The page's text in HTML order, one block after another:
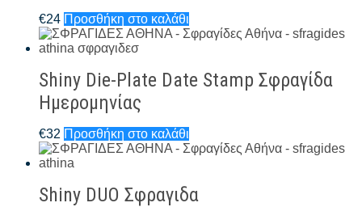
€24 Προσθήκη στο καλάθι
Shiny Die-Plate Date Stamp Σφραγίδα
Ημερομηνίας
€32 Προσθήκη στο καλάθι
Shiny DUO Σφραγιδα